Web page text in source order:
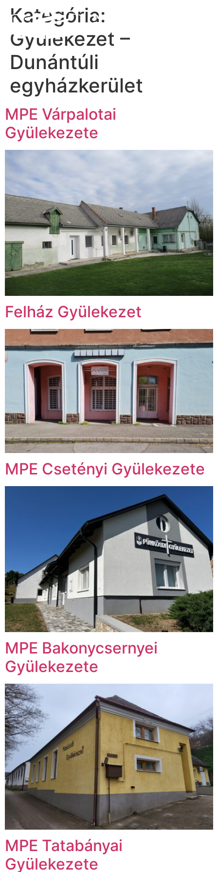
Kategória:
Gyülekezet –
Dunántúli
egyházkerület
MPE Várpalotai
Gyülekezete
Felház Gyülekezet
MPE Csetényi Gyülekezete
MPE Bakonycsernyei
Gyülekezete
MPE Tatabányai
Gyülekezete